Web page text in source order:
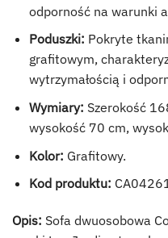
odporność na warunki
Poduszki: Pokryte
grafitowym,
wytrzymałością i
Wymiary: Szerokość
wysokość 70 cm,
Kolor: Grafitowy.
Kod produktu:
Opis: Sofa dwuosobowa